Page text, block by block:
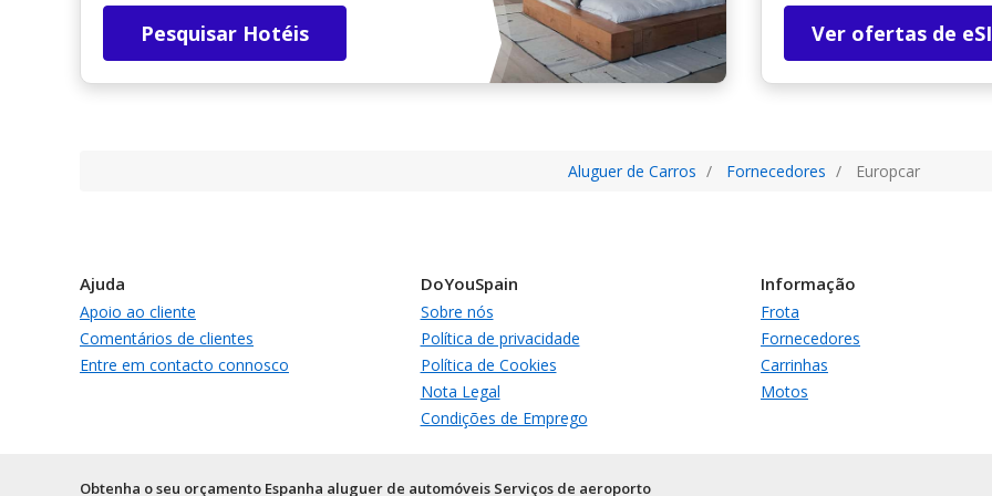
Pesquisar Hotéis Ver ofertas de
Aluguer de Carros Fornecedores Europcar
Ajuda
Apoio ao cliente
Comentários de clientes
Entre em contacto connosco
DoYouSpain
Sobre nós
Política de privacidade
Política de Cookies
Nota Legal
Condições de Emprego
Informação
Frota
Fornecedores
Carrinhas
Motos
Obtenha o seu orçamento Espanha aluguer de automóveis Serviços de aeroporto